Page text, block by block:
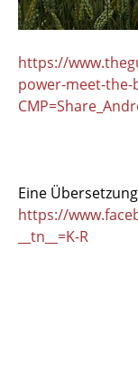
https://
power-meet-the-
Eine
https://
__tn__=K-R